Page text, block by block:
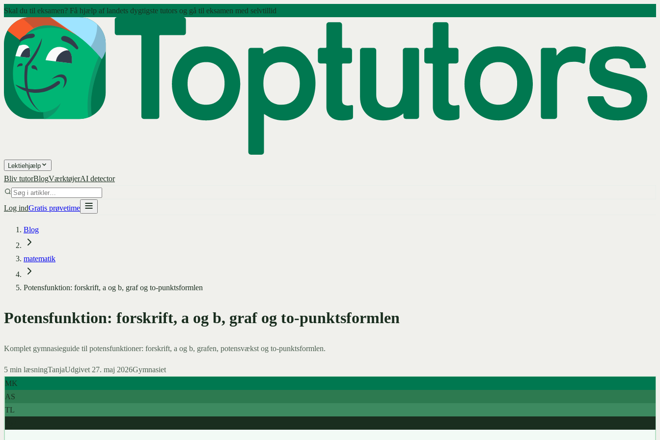
Skal du til eksamen? Få hjælp af landets dygtigste tutors og gå til eksamen med selvtillid
Lektiehjælp
Bliv tutorBlogVærktøjerAI detector
Log indGratis prøvetime
Blog
matematik
Potensfunktion: forskrift, a og b, graf og to-punktsformlen
Potensfunktion: forskrift, a og b, graf og to-punktsformlen
Komplet gymnasieguide til potensfunktioner: forskrift, a og b, grafen, potensvækst og to-punktsformlen.
5 min læsningTanjaUdgivet 27. maj 2026Gymnasiet
MK
AS
TL